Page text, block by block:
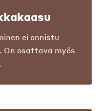
ei onnistu
On osattava myös